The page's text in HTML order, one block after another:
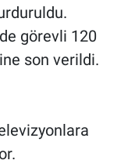
görevli 120
son verildi.